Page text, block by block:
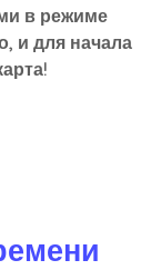
в режиме
и для начала